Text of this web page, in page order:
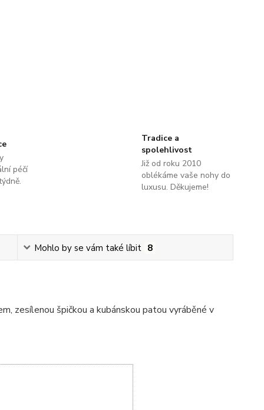
péčí
Tradice a
spolehlivost
Již od roku 2010
oblékáme vaše nohy do
luxusu. Děkujeme!
Mohlo by se vám také líbit 8
zesílenou špičkou a kubánskou patou vyráběné v